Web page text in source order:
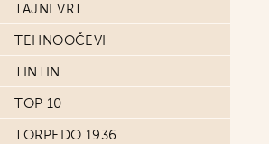
TAJNI VRT
TEHNOOČEVI
TINTIN
TOP 10
TORPEDO 1936